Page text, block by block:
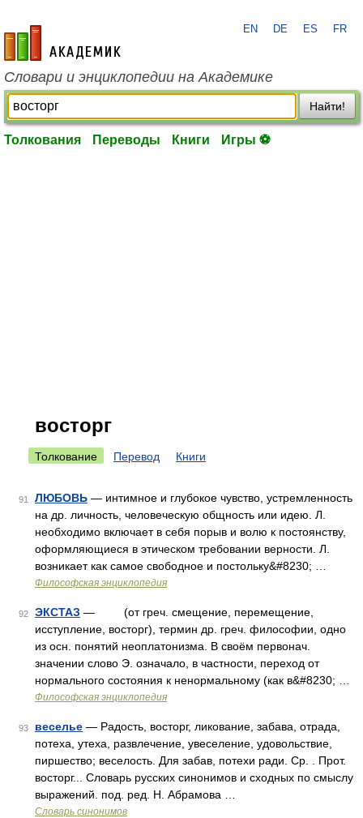
academic.ru
EN DE ES FR
Словари и энциклопедии на Академике
Найти!
Толкования Переводы Книги Игры ⚽
восторг
Толкование Перевод Книги
91 ЛЮБОВЬ — интимное и глубокое чувство, устремленность
на др. личность, человеческую общность или идею. Л.
необходимо включает в себя порыв и волю к постоянству,
оформляющиеся в этическом требовании верности. Л.
возникает как самое свободное и постольку&#8230; …
Философская энциклопедия
92 ЭКСТАЗ — (от греч. смещение, перемещение,
исступление, восторг), термин др. греч. философии, одно
из осн. понятий неоплатонизма. В своём первонач.
значении слово Э. означало, в частности, переход от
нормального состояния к ненормальному (как в&#8230; …
Философская энциклопедия
93 веселье — Радость, восторг, ликование, забава, отрада,
потеха, утеха, развлечение, увеселение, удовольствие,
пиршество; веселость. Для забав, потехи ради. Ср. . Прот.
восторг... Словарь русских синонимов и сходных по смыслу
выражений. под. ред. Н. Абрамова …
Словарь синонимов